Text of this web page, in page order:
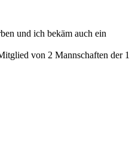
und ich bekäm auch ein
von 2 Mannschaften der 1